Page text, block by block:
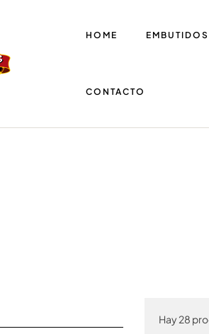
HOME
CONTACTO
Hay 28